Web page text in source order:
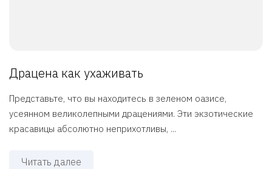
Драцена как ухаживать
Представьте, что вы находитесь в зеленом оазисе,
усеянном великолепными драцениями. Эти экзотические
красавицы абсолютно неприхотливы, ...
Читать далее